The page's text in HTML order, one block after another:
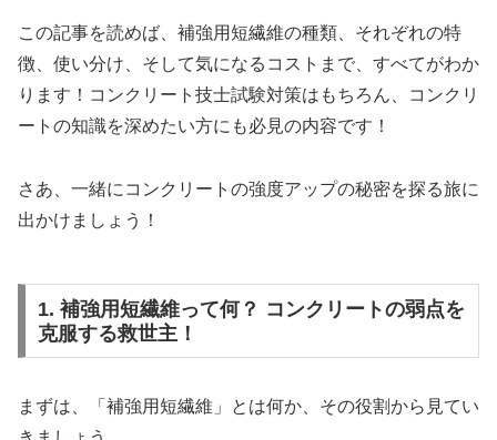
この記事を読めば、補強用短繊維の種類、それぞれの特
徴、使い分け、そして気になるコストまで、すべてがわか
ります！コンクリート技士試験対策はもちろん、コンクリ
ートの知識を深めたい方にも必見の内容です！
さあ、一緒にコンクリートの強度アップの秘密を探る旅に
出かけましょう！
1. 補強用短繊維って何？ コンクリートの弱点を
克服する救世主！
まずは、「補強用短繊維」とは何か、その役割から見てい